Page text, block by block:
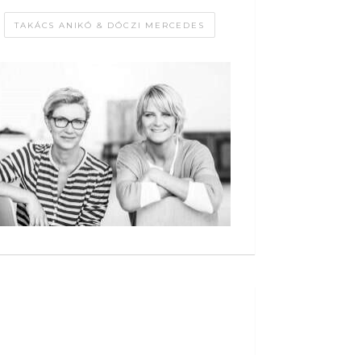
TAKÁCS ANIKÓ & DÓCZI MERCEDES